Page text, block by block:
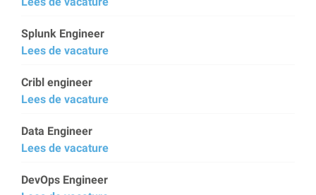
Splunk Engineer
Lees de vacature
Cribl engineer
Lees de vacature
Data Engineer
Lees de vacature
DevOps Engineer